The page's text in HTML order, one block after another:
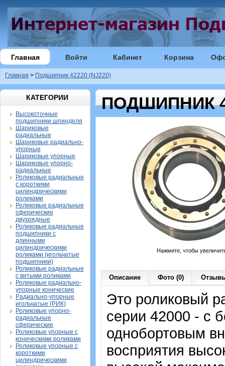
Главная Войти Кабинет Корзина
Главная > Подшипник 42220 (NJ220)
КАТЕГОРИИ
Высокоточные
подшипники шпинделя
Шариковые
радиальные
Шариковые радиально-
упорные
Шариковые упорные
Шариковые упорно-
радиальные
Роликовые радиальные
с короткими
цилиндрическими
роликами
Роликовые радиальные
сферические
двухрядные
Роликовые радиальные
подшипники с
длинными
цилиндрическими
роликами (игольчатые
подшипники)
Роликовые радиальные
с витыми роликами
Роликовые радиально-
упорные конические
Радиально-упорные
игольчатые (РИК)
Роликовые упорно-
радиальные
сферические
Роликовые упорные с
коническими роликами
Роликовые упорные с
короткими
цилиндрическими
ПОДШИПНИК
Нажмите, чтобы
Описание Фото (0)
Это роликовый
серии 42000 - с
однобортовым
восприятия